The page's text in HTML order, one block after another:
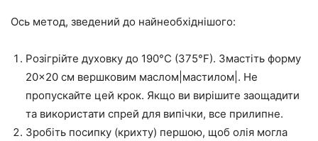
Ось метод, зведений до найнеобхіднішого:
Розігрійте духовку до 190°C (375°F). Змастіть форму
20×20 см вершковим маслом|мастилом|. Не
пропускайте цей крок. Якщо ви вирішите заощадити
та використати спрей для випічки, все прилипне.
Зробіть посипку (крихту) першою, щоб олія могла